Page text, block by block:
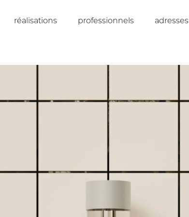
réalisations professionnels adresses